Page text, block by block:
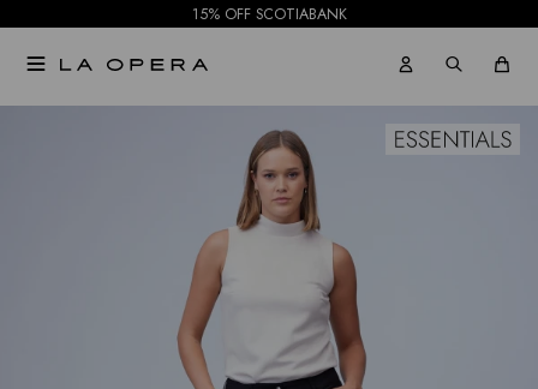
15% OFF SCOTIABANK

NOTIFICARME